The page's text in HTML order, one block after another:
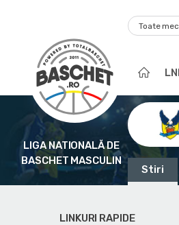
Toate
LIGA NATIONALĂ DE
BASCHET MASCULIN
Stiri
LINKURI RAPIDE